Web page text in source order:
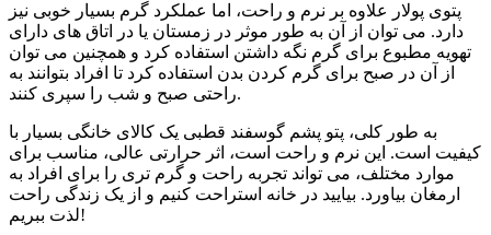
پتوی پولار علاوه بر نرم و راحت، اما عملکرد گرم بسیار خوبی نیز
دارد. می توان از آن به طور موثر در زمستان یا در اتاق های دارای
تهویه مطبوع برای گرم نگه داشتن استفاده کرد و همچنین می توان
از آن در صبح برای گرم کردن بدن استفاده کرد تا افراد بتوانند به
راحتی صبح و شب را سپری کنند.
به طور کلی، پتو پشم گوسفند قطبی یک کالای خانگی بسیار با
کیفیت است. این نرم و راحت است، اثر حرارتی عالی، مناسب برای
موارد مختلف، می تواند تجربه راحت و گرم تری را برای افراد به
ارمغان بیاورد. بیایید در خانه استراحت کنیم و از یک زندگی راحت
لذت ببریم!